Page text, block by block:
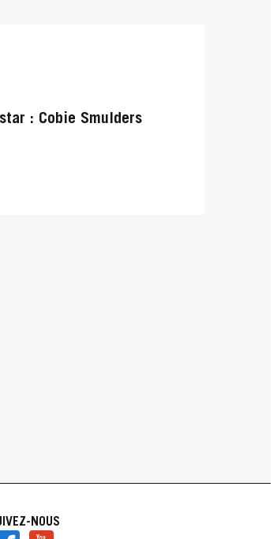
: Cobie Smulders
NOUS